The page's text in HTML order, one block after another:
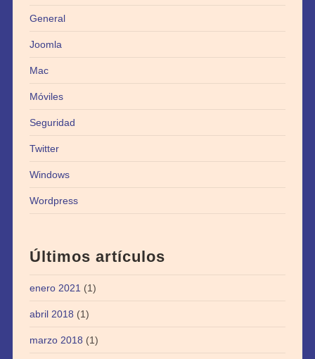
General
Joomla
Mac
Móviles
Seguridad
Twitter
Windows
Wordpress
Últimos artículos
enero 2021 (1)
abril 2018 (1)
marzo 2018 (1)